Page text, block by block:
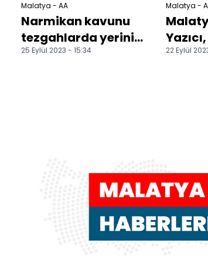
Malatya - AA
Narmikan kavunu
tezgahlarda yerini
aldı
25 Eylül 2023 - 15:34
Malatya -
22 Eylül